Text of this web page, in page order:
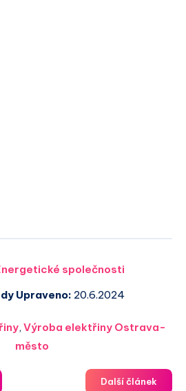
společnosti
Upraveno: 20.6.2024
, Výroba elektřiny Ostrava-
město
Další článek